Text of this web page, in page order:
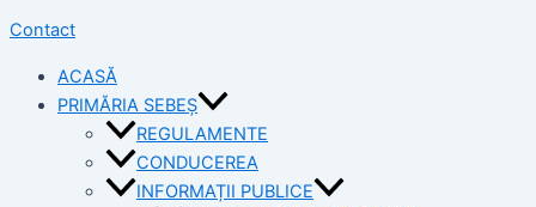
Contact
ACASĂ
PRIMĂRIA SEBEȘ
REGULAMENTE
CONDUCEREA
INFORMAȚII PUBLICE